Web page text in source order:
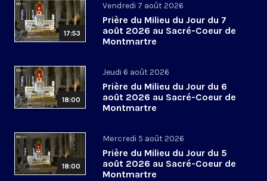
17:53
Vendredi 7 août 2026
Prière du Milieu du Jour du 7
août 2026 au Sacré-Coeur de
Montmartre
18:00
Jeudi 6 août 2026
Prière du Milieu du Jour du 6
août 2026 au Sacré-Coeur de
Montmartre
18:00
Mercredi 5 août 2026
Prière du Milieu du Jour du 5
août 2026 au Sacré-Coeur de
Montmartre